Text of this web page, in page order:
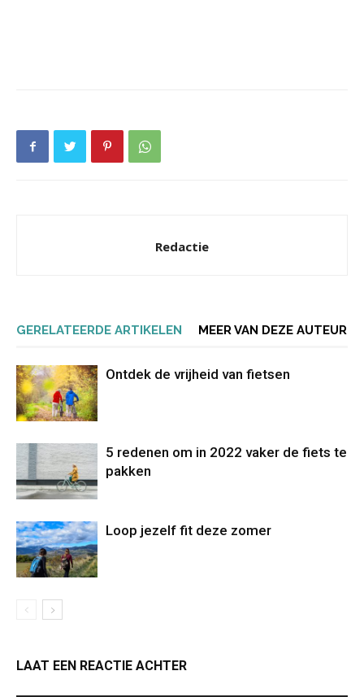
Redactie
GERELATEERDE ARTIKELEN MEER VAN DEZE AUTEUR
Ontdek de vrijheid van fietsen
5 redenen om in 2022 vaker de fiets te
pakken
Loop jezelf fit deze zomer
LAAT EEN REACTIE ACHTER